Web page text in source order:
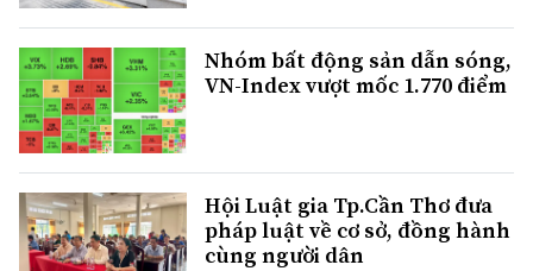
Nhóm bất động sản dẫn sóng,
VN-Index vượt mốc 1.770 điểm
Hội Luật gia Tp.Cần Thơ đưa
pháp luật về cơ sở, đồng hành
cùng người dân